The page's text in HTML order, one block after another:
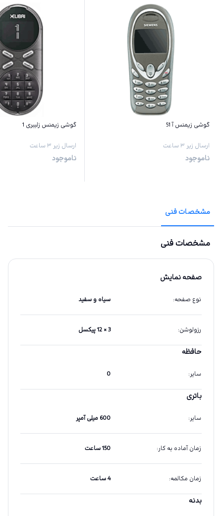
گوشی زیمنس آ 51
ارسال زیر ۳ ساعت
ناموجود
گوشی زیمنس زلیبری 1
ارسال زیر ۳ ساعت
ناموجود
مشخصات فنی
مشخصات فنی
صفحه نمایش
نوع صفحه: سیاه و سفید
رزولوشن: 3 × 12 پیکسل
حافظه
سایر:
0
باتری
سایر: 600 میلی آمپر
زمان آماده به کار: 150 ساعت
زمان مکالمه: 4 ساعت
بدنه